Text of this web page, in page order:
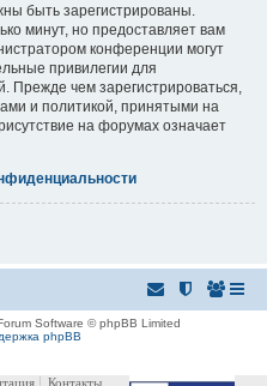
быть зарегистрированы.
минут, но предоставляет вам
конференции могут
привилегии для
Прежде чем зарегистрироваться,
и политикой, принятыми на
на форумах означает
Software © phpBB Limited
phpBB
Контакты